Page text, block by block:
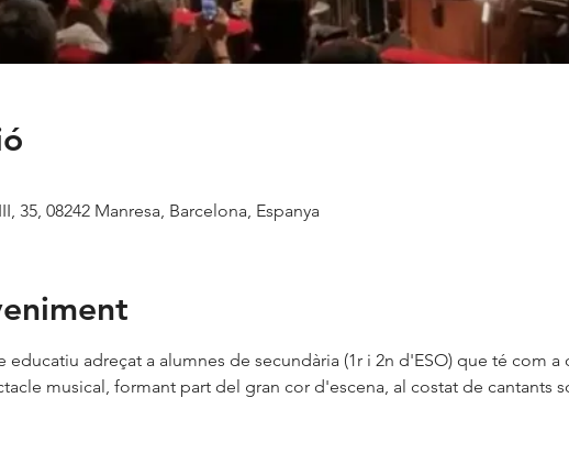
35, 08242 Manresa, Barcelona, Espanya
educatiu adreçat a alumnes de secundària (1r i 2n d'ESO) que té com
musical, formant part del gran cor d'escena, al costat de cantants